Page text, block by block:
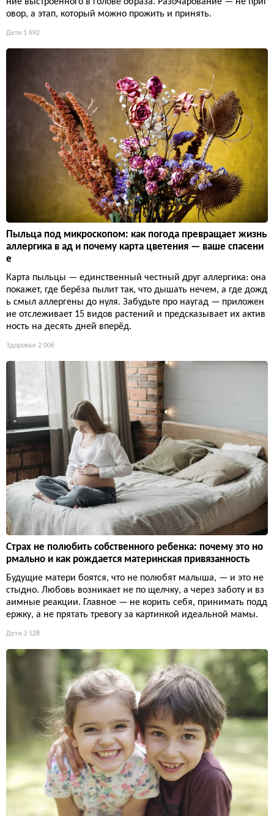
овор, а этап, который можно прожить и принять.
Дети 1 692
Пыльца под микроскопом: как погода превращает жизнь
аллергика в ад и почему карта цветения — ваше спасени
е
Карта пыльцы — единственный честный друг аллергика: она
покажет, где берёза пылит так, что дышать нечем, а где дожд
ь смыл аллергены до нуля. Забудьте про наугад — приложен
ие отслеживает 15 видов растений и предсказывает их актив
ность на десять дней вперёд.
Здоровье 2 006
Страх не полюбить собственного ребенка: почему это но
рмально и как рождается материнская привязанность
Будущие матери боятся, что не полюбят малыша, — и это не
стыдно. Любовь возникает не по щелчку, а через заботу и вз
аимные реакции. Главное — не корить себя, принимать подд
ержку, а не прятать тревогу за картинкой идеальной мамы.
Дети 3 528